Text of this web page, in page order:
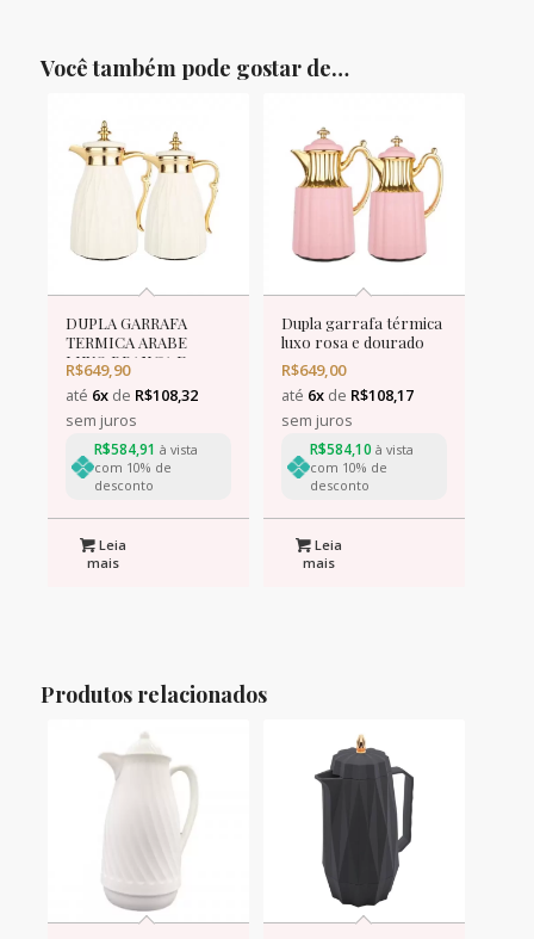
Você também pode gostar de…
DUPLA GARRAFA
TERMICA ARABE
LUXO BRANCA E
DOURADA
R$649,90
até 6xde R$108,32
sem juros
R$584,91 à vista
com 10% de
desconto
Leia
mais
Dupla garrafa térmica
luxo rosa e dourado
R$649,00
até 6xde R$108,17
sem juros
R$584,10 à vista
com 10% de
desconto
Leia
mais
Produtos relacionados